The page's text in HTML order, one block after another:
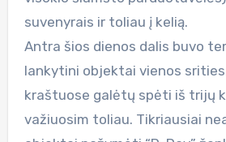
suvenyrais ir toliau į kelią.
Antra šios dienos dalis buvo
lankytini objektai vienos
kraštuose galėtų spėti iš trijų
važiuosim toliau. Tikriausiai